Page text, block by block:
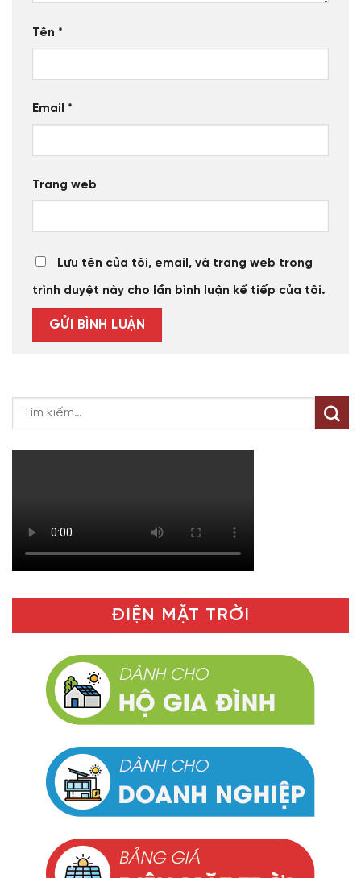
Tên *
Email *
Trang web
Lưu tên của tôi, email, và trang web trong
trình duyệt này cho lần bình luận kế tiếp của tôi.
ĐIỆN MẶT TRỜI